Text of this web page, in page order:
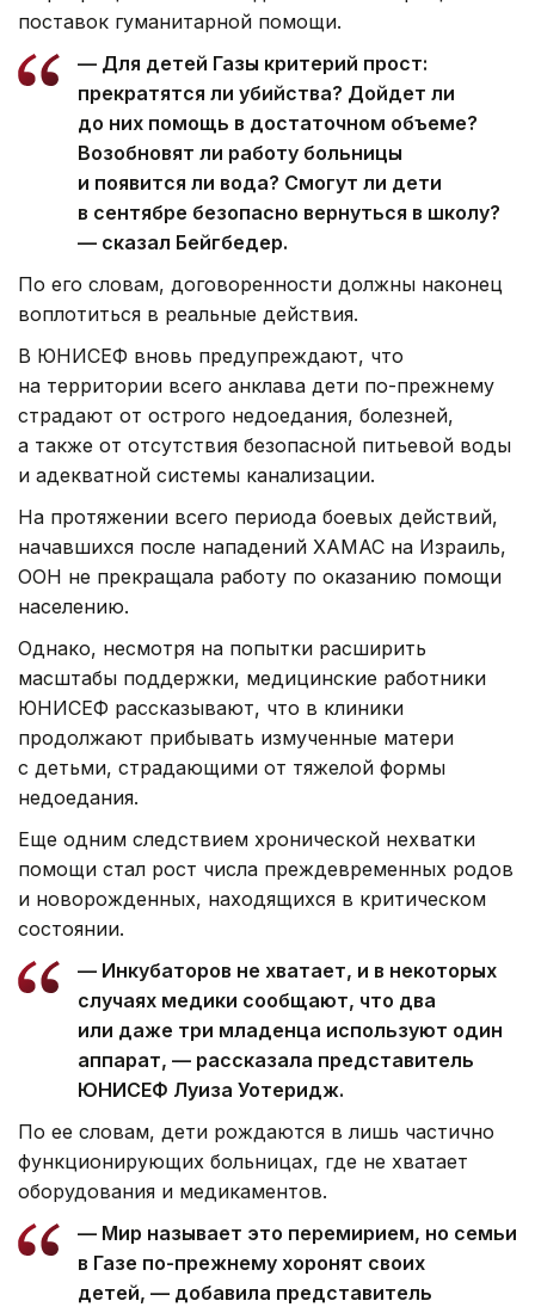
поставок гуманитарной помощи.
— Для детей Газы критерий прост:
прекратятся ли убийства? Дойдет ли
до них помощь в достаточном объеме?
Возобновят ли работу больницы
и появится ли вода? Смогут ли дети
в сентябре безопасно вернуться в школу?
— сказал Бейгбедер.
По его словам, договоренности должны наконец
воплотиться в реальные действия.
В ЮНИСЕФ вновь предупреждают, что
на территории всего анклава дети по-прежнему
страдают от острого недоедания, болезней,
а также от отсутствия безопасной питьевой воды
и адекватной системы канализации.
На протяжении всего периода боевых действий,
начавшихся после нападений ХАМАС на Израиль,
ООН не прекращала работу по оказанию помощи
населению.
Однако, несмотря на попытки расширить
масштабы поддержки, медицинские работники
ЮНИСЕФ рассказывают, что в клиники
продолжают прибывать измученные матери
с детьми, страдающими от тяжелой формы
недоедания.
Еще одним следствием хронической нехватки
помощи стал рост числа преждевременных родов
и новорожденных, находящихся в критическом
состоянии.
— Инкубаторов не хватает, и в некоторых
случаях медики сообщают, что два
или даже три младенца используют один
аппарат, — рассказала представитель
ЮНИСЕФ Луиза Уотеридж.
По ее словам, дети рождаются в лишь частично
функционирующих больницах, где не хватает
оборудования и медикаментов.
— Мир называет это перемирием, но семьи
в Газе по-прежнему хоронят своих
детей, — добавила представитель